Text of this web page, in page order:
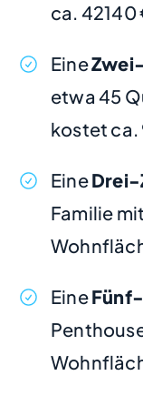
ca. 42140
Eine
etwa 45
kostet ca.
EineDrei-
Familie
Eine